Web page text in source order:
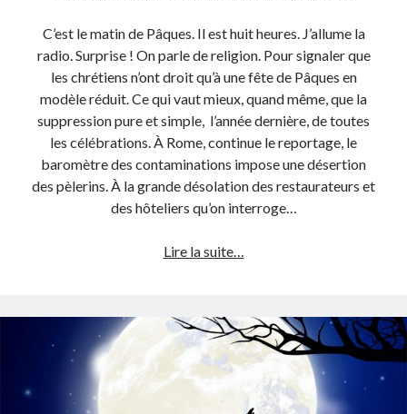
C’est le matin de Pâques. Il est huit heures. J’allume la
radio. Surprise ! On parle de religion. Pour signaler que
les chrétiens n’ont droit qu’à une fête de Pâques en
modèle réduit. Ce qui vaut mieux, quand même, que la
suppression pure et simple, l’année dernière, de toutes
les célébrations. À Rome, continue le reportage, le
baromètre des contaminations impose une désertion
des pèlerins. À la grande désolation des restaurateurs et
des hôteliers qu’on interroge…
Lire la suite…